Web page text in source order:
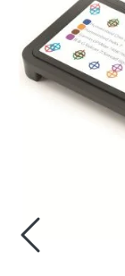
VVS
Motor/